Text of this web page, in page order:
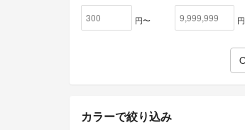
円〜 円
カラーで絞り込み